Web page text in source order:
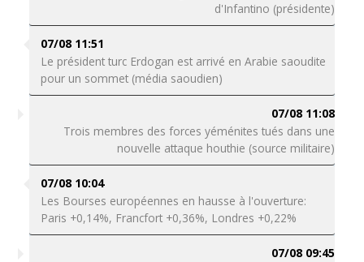
d'Infantino (présidente)
07/08 11:51
Le président turc Erdogan est arrivé en Arabie saoudite
pour un sommet (média saoudien)
07/08 11:08
Trois membres des forces yéménites tués dans une
nouvelle attaque houthie (source militaire)
07/08 10:04
Les Bourses européennes en hausse à l'ouverture:
Paris +0,14%, Francfort +0,36%, Londres +0,22%
07/08 09:45